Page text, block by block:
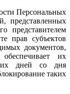
Персональных
представленных
представителем
прав субъектов
документов,
их
дней со дня
таких